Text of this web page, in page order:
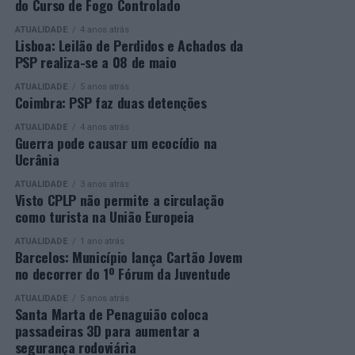
presença de mais de 500 participantes.
Mais informações em:
https://awards.innovationinpolitics.eu/
profissionais.
Durante a cerimónia foi ainda reconhecido o trabalho
desenvolvido por toda a equipa de formadores e
para o sucesso desta edição do Curso EFA.
A Escola de Tecnologia e Gestão de Barcelos continua a
afirmar-se como uma referência na formação
profissional e na qualificação de adultos, contribuindo
para o desenvolvimento de competências, o aumento da
empregabilidade e a valorização do capital humano do
concelho e da região.
A Empresa Municipal de Educação e Cultura de Barcelos
felicita todos os diplomados por esta importante
conquista, desejando-lhes os maiores sucessos pessoais,
profissionais e académicos, convicta de que este diploma
representa o início de novas oportunidades e novos
do Curso de Fogo Controlado
ATUALIDADE 4 anos atrás
Lisboa: Leilão de Perdidos e Achados da
PSP realiza-se a 08 de maio
ATUALIDADE 5 anos atrás
Coimbra: PSP faz duas detenções
ATUALIDADE 4 anos atrás
Guerra pode causar um ecocídio na
Ucrânia
ATUALIDADE 3 anos atrás
Visto CPLP não permite a circulação
como turista na União Europeia
ATUALIDADE 1 ano atrás
Barcelos: Município lança Cartão Jovem
no decorrer do 1º Fórum da Juventude
ATUALIDADE 5 anos atrás
Santa Marta de Penaguião coloca
passadeiras 3D para aumentar a
segurança rodoviária